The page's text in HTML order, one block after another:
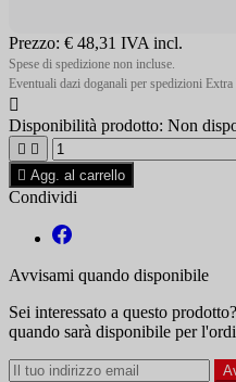
Prezzo: € 48,31 IVA incl.
Spese di spedizione non incluse.
Eventuali dazi doganali per spedizioni

Disponibilità prodotto: Non
 
 Agg. al carrello
Condividi
Avvisami quando disponibile
Sei interessato a questo
quando sarà disponibile per